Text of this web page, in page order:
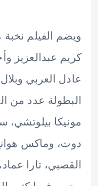
الفيلم نخبة من
عبدالعزيز وأحمد
العربي وبلال فلاح،
عدد من الأسماء
بيلوتشي، سلمان
وماكس هوانج، إلى
تارا عماد،